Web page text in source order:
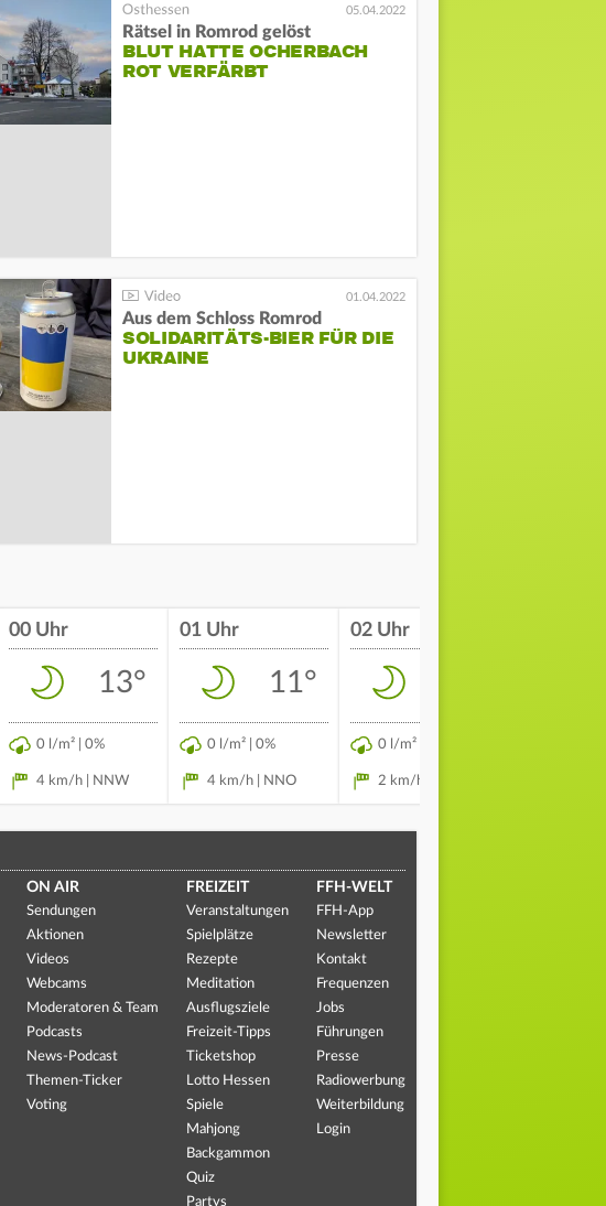
05.04.2022
Rätsel in Romrod gelöst
BLUT HATTE OCHERBACH
ROT VERFÄRBT
01.04.2022
Aus dem Schloss Romrod
SOLIDARITÄTS-BIER FÜR DIE
UKRAINE
00 Uhr
13°
0 l/m² | 0%
4 km/h | NNW
01 Uhr
11°
0 l/m² | 0%
4 km/h | NNO
02 Uhr
0 l/m² | 0%
2 km/h | NO
ON AIR
Sendungen
Aktionen
Videos
Webcams
Moderatoren & Team
Podcasts
News-Podcast
Themen-Ticker
Voting
FREIZEIT
Veranstaltungen
Spielplätze
Rezepte
Meditation
Ausflugsziele
Freizeit-Tipps
Ticketshop
Lotto Hessen
Spiele
Mahjong
Backgammon
Quiz
Partys
FFH-WELT
FFH-App
Newsletter
Kontakt
Frequenzen
Jobs
Führungen
Presse
Radiowerbung
Weiterbildung
Login